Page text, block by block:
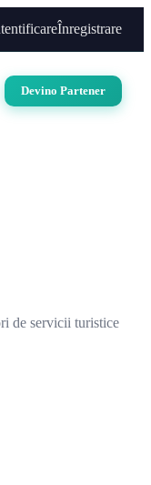
Înregistrare
Devino Partener
de servicii turistice